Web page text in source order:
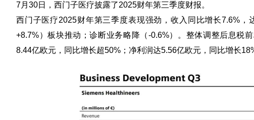
7月30日，西门子医疗披露了2025财年第三季度财报。
西门子医疗2025财年第三季度表现强劲，收入同比增长7.6%，
+8.7%）板块推动；诊断业务略降（-0.6%）。整体调整后息税
8.44亿欧元，同比增长超50%；净利润达5.56亿欧元，同比增长